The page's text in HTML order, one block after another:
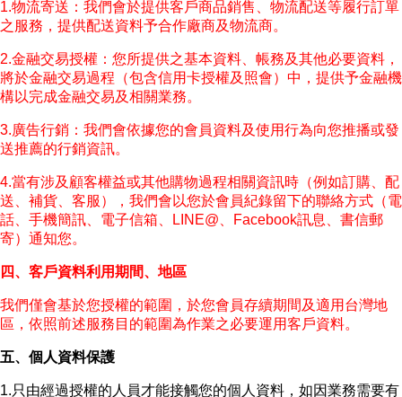
1.物流寄送：我們會於提供客戶商品銷售、物流配送等履行訂單
之服務，提供配送資料予合作廠商及物流商。
2.金融交易授權：您所提供之基本資料、帳務及其他必要資料，
將於金融交易過程（包含信用卡授權及照會）中，提供予金融機
構以完成金融交易及相關業務。
3.廣告行銷：我們會依據您的會員資料及使用行為向您推播或發
送推薦的行銷資訊。
4.當有涉及顧客權益或其他購物過程相關資訊時（例如訂購、配
送、補貨、客服），我們會以您於會員紀錄留下的聯絡方式（電
話、手機簡訊、電子信箱、LINE@、Facebook訊息、書信郵
寄）通知您。
四、客戶資料利用期間、地區
我們僅會基於您授權的範圍，於您會員存續期間及適用台灣地
區，依照前述服務目的範圍為作業之必要運用客戶資料。
五、個人資料保護
1.只由經過授權的人員才能接觸您的個人資料，如因業務需要有